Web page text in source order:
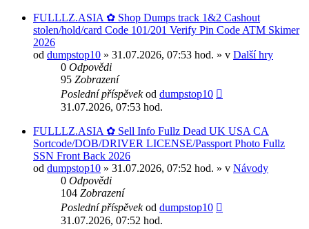
FULLLZ.ASIA ✿ Shop Dumps track 1&2 Cashout
stolen/hold/card Code 101/201 Verify Pin Code ATM Skimer
2026
od dumpstop10 » 31.07.2026, 07:53 hod. » v Další hry
0 Odpovědi
95 Zobrazení
Poslední příspěvekod dumpstop10
31.07.2026, 07:53 hod.
FULLLZ.ASIA ✿ Sell Info Fullz Dead UK USA CA
Sortcode/DOB/DRIVER LICENSE/Passport Photo Fullz
SSN Front Back 2026
od dumpstop10 » 31.07.2026, 07:52 hod. » v Návody
0 Odpovědi
104 Zobrazení
Poslední příspěvekod dumpstop10
31.07.2026, 07:52 hod.